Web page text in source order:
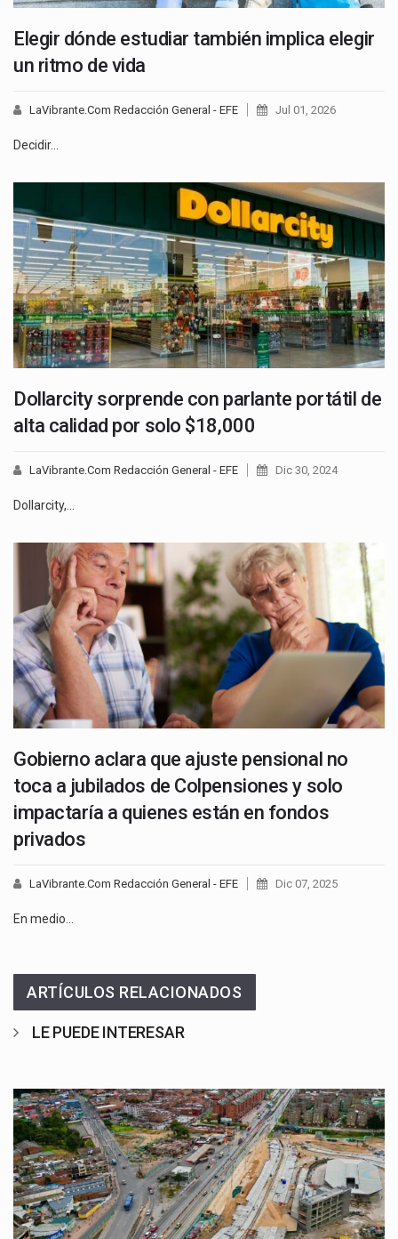
Elegir dónde estudiar también implica elegir
un ritmo de vida
LaVibrante.Com Redacción General - EFE Jul 01, 2026
Decidir…
Dollarcity sorprende con parlante portátil de
alta calidad por solo $18,000
LaVibrante.Com Redacción General - EFE Dic 30, 2024
Dollarcity,…
Gobierno aclara que ajuste pensional no
toca a jubilados de Colpensiones y solo
impactaría a quienes están en fondos
privados
LaVibrante.Com Redacción General - EFE Dic 07, 2025
En medio…
ARTÍCULOS RELACIONADOS
LE PUEDE INTERESAR